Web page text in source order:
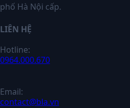
phố Hà Nội cấp.
LIÊN HỆ
Hotline:
0964.000.670
Email:
contact@bla.vn